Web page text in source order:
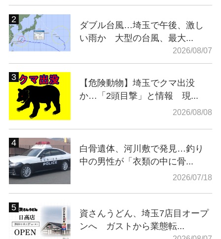
ダブル台風…埼玉で午後、激し
い雨か 大型の台風、最大...
2026/08/07
【危険動物】埼玉でクマ出没
か…「2頭目撃」と情報 現...
2026/08/08
白骨遺体、河川敷で発見…釣り
中の男性が「衣類の中に骨...
2026/07/18
資さんうどん、埼玉7店目オープ
ンへ ガストから業態転...